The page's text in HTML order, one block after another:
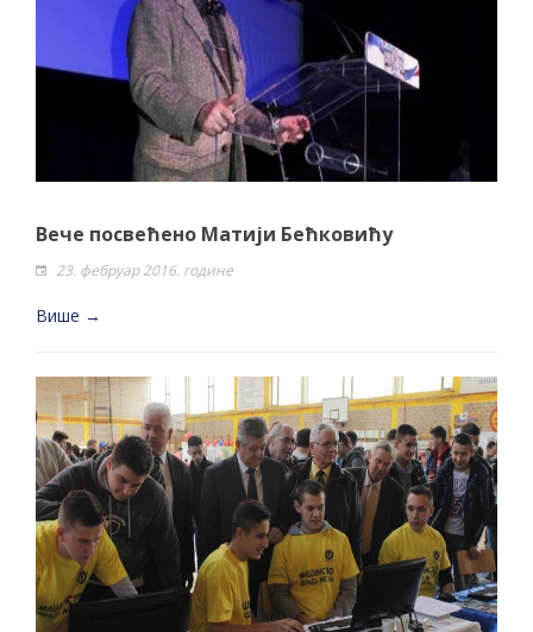
Вече посвећено Матији Бећковићу
23. фебруар 2016. године
Више →